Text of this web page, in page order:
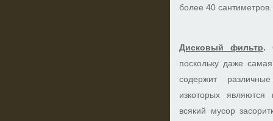
более 40 сантиметров.
Дисковый фильтр.
поскольку даже
содержит
изкоторых являются
всякий мусор